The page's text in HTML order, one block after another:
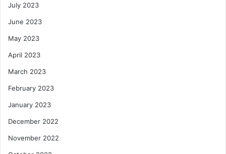
July 2023
June 2023
May 2023
April 2023
March 2023
February 2023
January 2023
December 2022
November 2022